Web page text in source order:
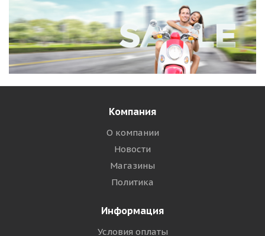
Компания
О компании
Новости
Магазины
Политика
Информация
Условия оплаты